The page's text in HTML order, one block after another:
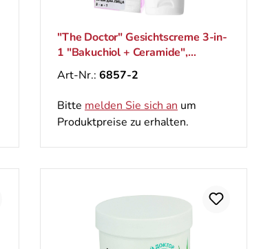
"The Doctor" Gesichtscreme 3-in-
1 "Bakuchiol + Ceramide",
Verjüngt und spendet
Feuchtigkeit, 40 ml
Art-Nr.: 6857-2
Bitte melden Sie sich an um
Produktpreise zu erhalten.